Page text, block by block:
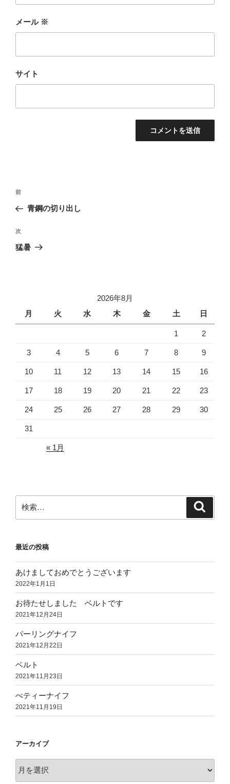
メール ※
サイト
投
ナ
ビ
ゲ
前
の
稿
前
青鋼の切り出し
次
の
次
猛暑
2026年8月
月
火 水 木 金 土 日
1 2
3 4 5 6 7 8 9
10 11 12 13 14 15 16
17 18 19 20 21 22 23
24 25 26 27 28 29 30
31
« 1月
索:
最近の投稿
あけましておめでとうございます
2022年1月1日
お待たせしました ベルトです
2021年12月24日
パーリングナイフ
2021年12月22日
ベルト
2021年11月23日
ぺティーナイフ
2021年11月19日
アーカイブ
ー